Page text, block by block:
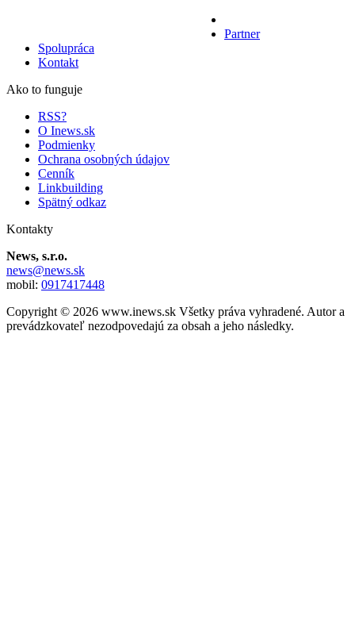
Partner
Spolupráca
Kontakt
Ako to funguje
RSS?
O Inews.sk
Podmienky
Ochrana osobných údajov
Cenník
Linkbuilding
Spätný odkaz
Kontakty
News, s.r.o.
news@news.sk
mobil: 0917417448
Copyright © 2026 www.inews.sk Všetky práva vyhradené. Autor a
prevádzkovateľ nezodpovedajú za obsah a jeho následky.